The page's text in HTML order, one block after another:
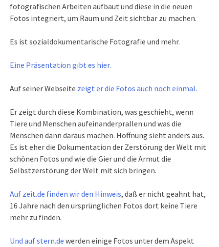
fotografischen Arbeiten aufbaut und diese in die neuen
Fotos integriert, um Raum und Zeit sichtbar zu machen.
Es ist sozialdokumentarische Fotografie und mehr.
Eine Präsentation gibt es hier.
Auf seiner Webseite zeigt er die Fotos auch noch einmal.
Er zeigt durch diese Kombination, was geschieht, wenn
Tiere und Menschen aufeinanderprallen und was die
Menschen dann daraus machen. Hoffnung sieht anders aus.
Es ist eher die Dokumentation der Zerstörung der Welt mit
schönen Fotos und wie die Gier und die Armut die
Selbstzerstörung der Welt mit sich bringen.
Auf zeit.de finden wir den Hinweis, daß er nicht geahnt hat,
16 Jahre nach den ursprünglichen Fotos dort keine Tiere
mehr zu finden.
Und auf stern.de werden einige Fotos unter dem Aspekt